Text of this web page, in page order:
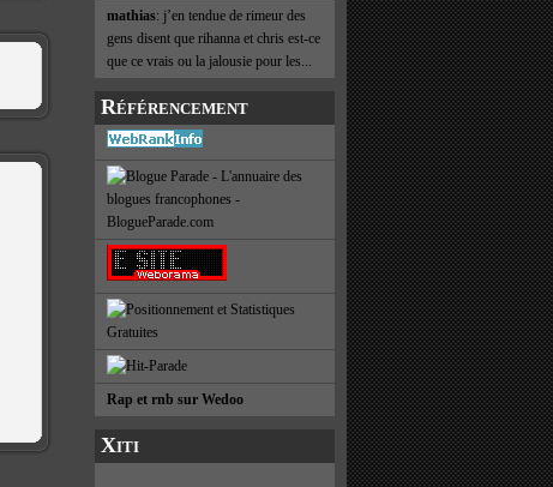
mathias: j’en tendue de rimeur des
gens disent que rihanna et chris est-ce
que ce vrais ou la jalousie pour les...
Référencement
Rap et rnb sur Wedoo
Xiti